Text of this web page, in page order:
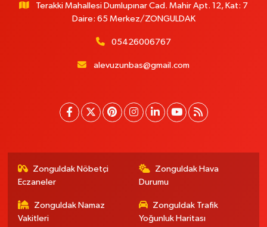
Terakki Mahallesi Dumlupınar Cad. Mahir Apt. 12, Kat: 7
Daire: 65 Merkez/ZONGULDAK
05426006767
alevuzunbas@gmail.com
Zonguldak Nöbetçi
Eczaneler
Zonguldak Hava
Durumu
Zonguldak Namaz
Vakitleri
Zonguldak Trafik
Yoğunluk Haritası